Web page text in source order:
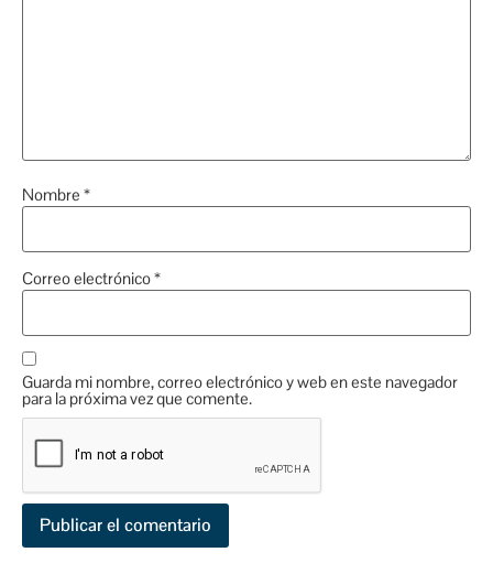
Nombre *
Correo electrónico*
Guarda mi nombre, correo electrónico y web en este navegador
para la próxima vez que comente.